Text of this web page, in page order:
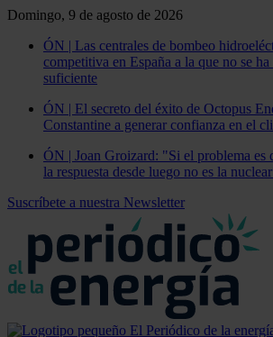
Domingo, 9 de agosto de 2026
ÓN | Las centrales de bombeo
competitiva en España a la que no se
suficiente
ÓN | El secreto del éxito de Octopus
Constantine a generar confianza en el
ÓN | Joan Groizard: "Si el problema es
la respuesta desde luego no es la
Suscríbete a nuestra Newsletter